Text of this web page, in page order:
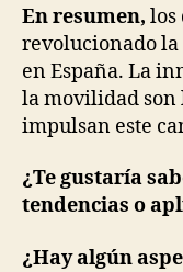
En resumen, los
revolucionado
en España. La
la movilidad son
impulsan este
¿Te gustaría
tendencias o
¿Hay algún